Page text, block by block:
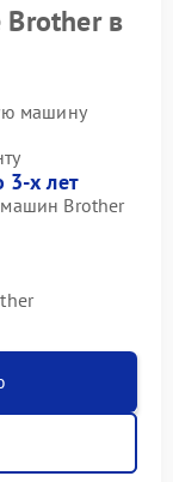
в
машину
3-х лет
Brother